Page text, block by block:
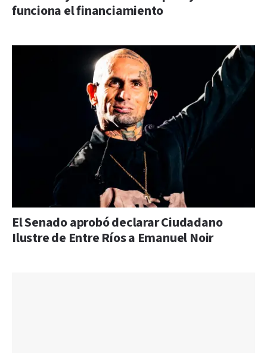
funciona el financiamiento
El Senado aprobó declarar Ciudadano
Ilustre de Entre Ríos a Emanuel Noir